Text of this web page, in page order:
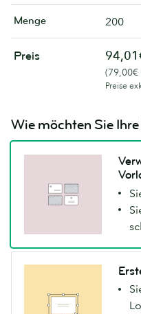
Menge 200
Preis
(79,00€
Preise
Wie möchten Sie